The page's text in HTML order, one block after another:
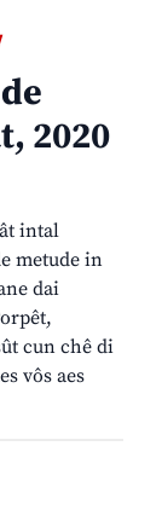
2020
intal
metude in
dai
cun chê di
vôs aes